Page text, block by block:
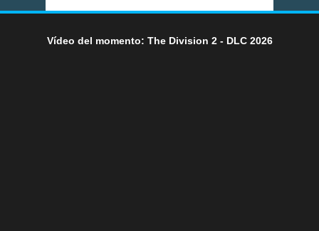
Vídeo del momento: The Division 2 - DLC 2026